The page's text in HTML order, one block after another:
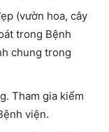
(vườn hoa, cây
trong Bệnh
chung trong
Tham gia kiểm
viện.